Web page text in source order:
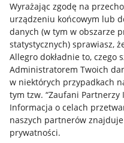
Wyrażając zgodę na
urządzeniu końcowym lub
danych (w tym w obszarze
statystycznych) sprawiasz,
Allegro dokładnie to, czego
Administratorem Twoich
w niektórych przypadkach
tym tzw. “Zaufani Partnerzy
Informacja o celach
naszych partnerów
prywatności.
Przydatne informacje
Jak to działa